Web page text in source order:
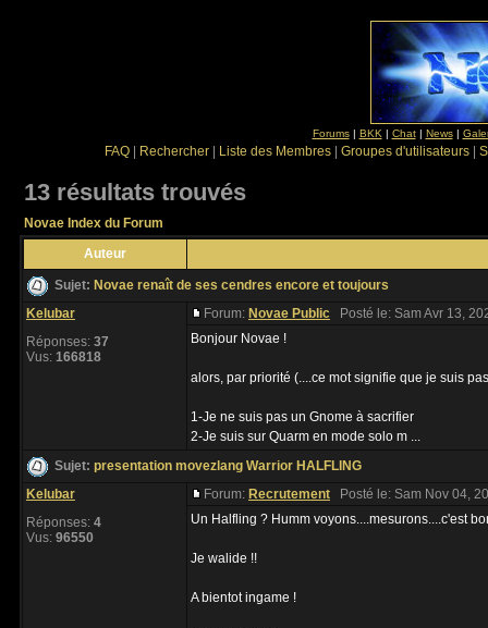
Forums| BKK | Chat| News|
FAQ Rechercher Liste des Membres Groupes d'utilisateurs
13 résultats trouvés
Novae Index du Forum
Auteur
Sujet: Novae renaît de ses cendres encore et toujours
Kelubar
Réponses: 37
Vus: 166818
Forum: Novae Public Posté le: Sam Avr 13,
Bonjour Novae !
alors, par priorité (....ce mot signifie que je suis
1-Je ne suis pas un Gnome à sacrifier
2-Je suis sur Quarm en mode solo m ...
Sujet: presentation movezlang Warrior HALFLING
Kelubar
Réponses: 4
Vus: 96550
Forum: Recrutement Posté le: Sam Nov 04,
Un Halfling ? Humm voyons....mesurons....c'est
Je walide !!
A bientot ingame !